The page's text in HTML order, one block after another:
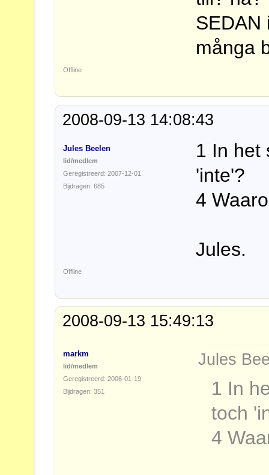
SEDAN
många
Offline
2008-09-13 14:08:43
Jules Beelen
lid/medlem
Geregistreerd: 2007-12-01
Bijdragen: 685
1 In het
'inte'?
4
Jules.
Offline
2008-09-13 15:49:13
markm
lid/medlem
Geregistreerd: 2006-01-19
Bijdragen: 351
Jules
1 In
toch
4